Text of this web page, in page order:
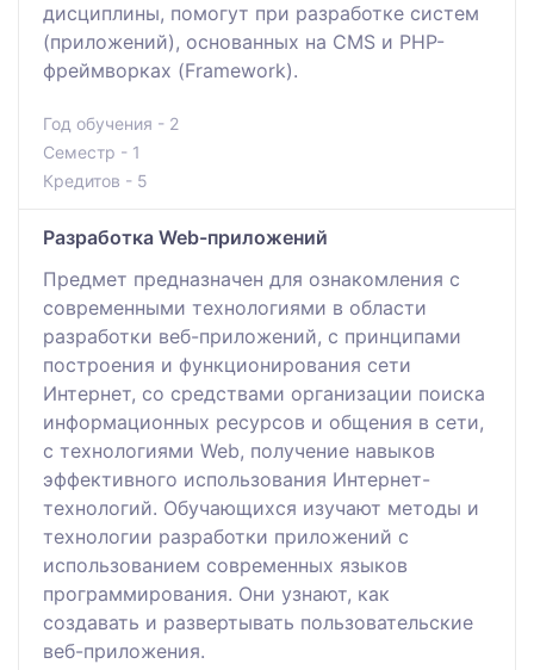
дисциплины, помогут при разработке систем
(приложений), основанных на CMS и PHP-
фреймворках (Framework).
Год обучения - 2
Семестр - 1
Кредитов - 5
Разработка Web-приложений
Предмет предназначен для ознакомления с
современными технологиями в области
разработки веб-приложений, с принципами
построения и функционирования сети
Интернет, со средствами организации поиска
информационных ресурсов и общения в сети,
с технологиями Web, получение навыков
эффективного использования Интернет-
технологий. Обучающихся изучают методы и
технологии разработки приложений с
использованием современных языков
программирования. Они узнают, как
создавать и развертывать пользовательские
веб-приложения.